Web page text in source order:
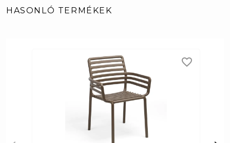
HASONLÓ TERMÉKEK